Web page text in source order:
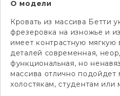
О модели
Кровать из массива Бетти
фрезеровка на изножье и
имеет контрастную мягкую
деталей современная,
функциональная, но
массива отлично
холостякам, студентам